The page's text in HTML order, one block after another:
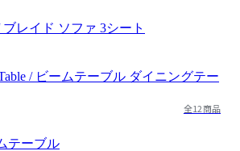
ブレイド ソファ 3シート
全12商品
テーブル